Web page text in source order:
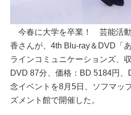
今春に大学を卒業！ 芸能活
香さんが、4th Blu-ray＆DVD「
ラインコミュニケーションズ、
DVD 87分、価格：BD 5184円
念イベントを8月5日、ソフマッ
ズメント館で開催した。